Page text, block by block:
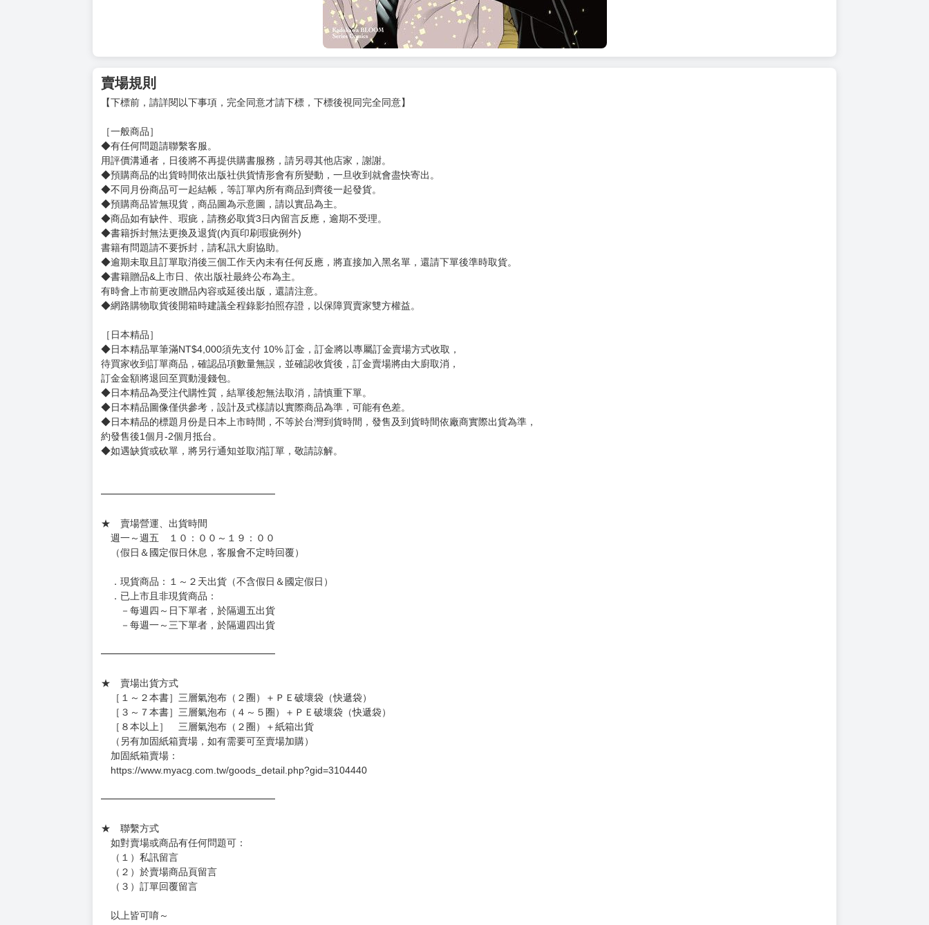
賣場規則
【下標前，請詳閱以下事項，完全同意才請下標，下標後視同完全同意】
［一般商品］
◆有任何問題請聯繫客服。
用評價溝通者，日後將不再提供購書服務，請另尋其他店家，謝謝。
◆預購商品的出貨時間依出版社供貨情形會有所變動，一旦收到就會盡快寄出。
◆不同月份商品可一起結帳，等訂單內所有商品到齊後一起發貨。
◆預購商品皆無現貨，商品圖為示意圖，請以實品為主。
◆商品如有缺件、瑕疵，請務必取貨3日內留言反應，逾期不受理。
◆書籍拆封無法更換及退貨(內頁印刷瑕疵例外)
書籍有問題請不要拆封，請私訊大廚協助。
◆逾期未取且訂單取消後三個工作天內未有任何反應，將直接加入黑名單，還請下單後準時取貨。
◆書籍贈品&上市日、依出版社最終公布為主。
有時會上市前更改贈品內容或延後出版，還請注意。
◆網路購物取貨後開箱時建議全程錄影拍照存證，以保障買賣家雙方權益。
［日本精品］
◆日本精品單筆滿NT$4,000須先支付 10% 訂金，訂金將以專屬訂金賣場方式收取，
待買家收到訂單商品，確認品項數量無誤，並確認收貨後，訂金賣場將由大廚取消，
訂金金額將退回至買動漫錢包。
◆日本精品為受注代購性質，結單後恕無法取消，請慎重下單。
◆日本精品圖像僅供參考，設計及式樣請以實際商品為準，可能有色差。
◆日本精品的標題月份是日本上市時間，不等於台灣到貨時間，發售及到貨時間依廠商實際出貨為準，
約發售後1個月-2個月抵台。
◆如遇缺貨或砍單，將另行通知並取消訂單，敬請諒解。
━━━━━━━━━━━━━━━━━━
★ 賣場營運、出貨時間
週一～週五 １０：００～１９：００
（假日＆國定假日休息，客服會不定時回覆）
．現貨商品：１～２天出貨（不含假日＆國定假日）
．已上市且非現貨商品：
－每週四～日下單者，於隔週五出貨
－每週一～三下單者，於隔週四出貨
━━━━━━━━━━━━━━━━━━
★ 賣場出貨方式
［１～２本書］三層氣泡布（２圈）＋ＰＥ破壞袋（快遞袋）
［３～７本書］三層氣泡布（４～５圈）＋ＰＥ破壞袋（快遞袋）
［８本以上］ 三層氣泡布（２圈）＋紙箱出貨
（另有加固紙箱賣場，如有需要可至賣場加購）
加固紙箱賣場：
https://www.myacg.com.tw/goods_detail.php?gid=3104440
━━━━━━━━━━━━━━━━━━
★ 聯繫方式
如對賣場或商品有任何問題可：
（１）私訊留言
（２）於賣場商品頁留言
（３）訂單回覆留言
以上皆可唷～